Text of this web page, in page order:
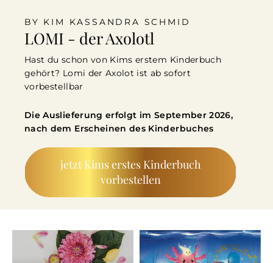
BY KIM KASSANDRA SCHMID
LOMI - der Axolotl
Hast du schon von Kims erstem Kinderbuch
gehört? Lomi der Axolot ist ab sofort
vorbestellbar
Die Auslieferung erfolgt im September 2026,
nach dem Erscheinen des Kinderbuches
jetzt Kims erstes Kinderbuch
vorbestellen